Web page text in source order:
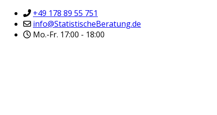
+49 178 89 55 751
info@StatistischeBeratung.de
Mo.-Fr. 17:00 - 18:00